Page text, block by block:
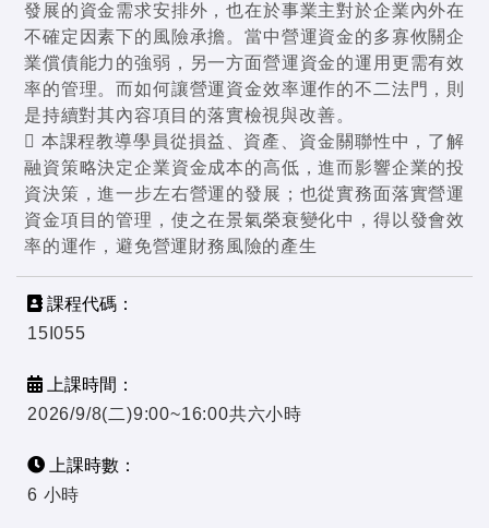
發展的資金需求安排外，也在於事業主對於企業內外在
不確定因素下的風險承擔。當中營運資金的多寡攸關企
業償債能力的強弱，另一方面營運資金的運用更需有效
率的管理。而如何讓營運資金效率運作的不二法門，則
是持續對其內容項目的落實檢視與改善。
 本課程教導學員從損益、資產、資金關聯性中，了解
融資策略決定企業資金成本的高低，進而影響企業的投
資決策，進一步左右營運的發展；也從實務面落實營運
資金項目的管理，使之在景氣榮衰變化中，得以發會效
率的運作，避免營運財務風險的產生
課程代碼：
15I055
上課時間：
2026/9/8(二)9:00~16:00共六小時
上課時數：
6 小時